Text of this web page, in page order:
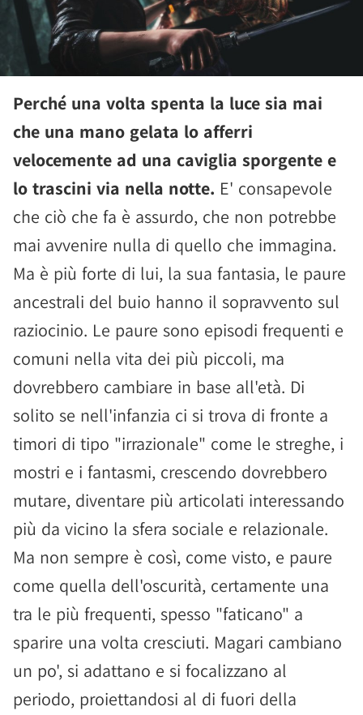
Perché una volta spenta la luce sia mai
che una mano gelata lo afferri
velocemente ad una caviglia sporgente e
lo trascini via nella notte. E' consapevole
che ciò che fa è assurdo, che non potrebbe
mai avvenire nulla di quello che immagina.
Ma è più forte di lui, la sua fantasia, le paure
ancestrali del buio hanno il sopravvento sul
raziocinio. Le paure sono episodi frequenti e
comuni nella vita dei più piccoli, ma
dovrebbero cambiare in base all'età. Di
solito se nell'infanzia ci si trova di fronte a
timori di tipo "irrazionale" come le streghe, i
mostri e i fantasmi, crescendo dovrebbero
mutare, diventare più articolati interessando
più da vicino la sfera sociale e relazionale.
Ma non sempre è così, come visto, e paure
come quella dell'oscurità, certamente una
tra le più frequenti, spesso "faticano" a
sparire una volta cresciuti. Magari cambiano
un po', si adattano e si focalizzano al
periodo, proiettandosi al di fuori della